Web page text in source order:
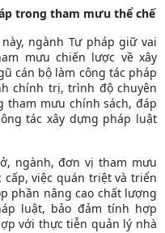
trong tham mưu thể chế
ngành Tư pháp giữ vai
mưu chiến lược về xây
cán bộ làm công tác pháp
chính trị, trình độ chuyên
tham mưu chính sách, đáp
tác xây dựng pháp luật
ngành, đơn vị tham mưu
việc quán triệt và triển
phần nâng cao chất lượng
luật, bảo đảm tính hợp
với thực tiễn quản lý nhà